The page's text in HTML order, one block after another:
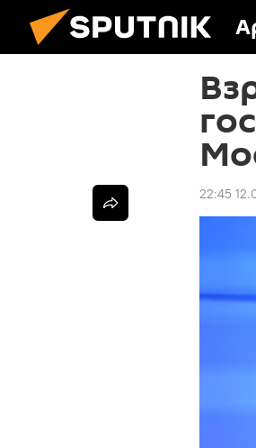
22:45